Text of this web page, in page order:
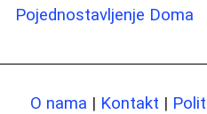
Pojednostavljenje Doma
O nama | Kontakt |